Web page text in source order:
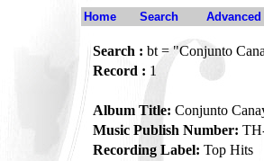
Home Search
Search : bt = "Conjunto
Record : 1
Album Title: Conjunto
Music Publish Number:
Recording Label: Top Hits